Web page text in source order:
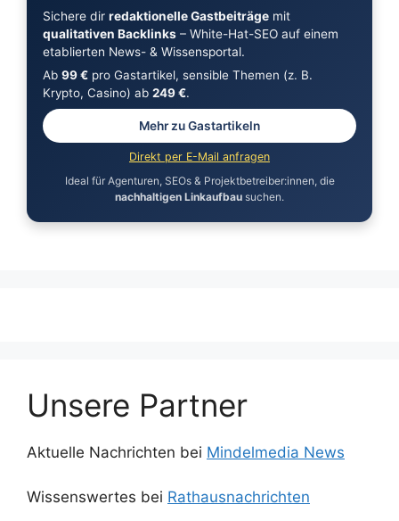
Sichere dir redaktionelle Gastbeiträgemit
qualitativen Backlinks– White-Hat-SEO auf einem
etablierten News- & Wissensportal.
Ab 99 €pro Gastartikel, sensible Themen (z. B.
Krypto, Casino) ab 249 €.
Mehr zu Gastartikeln
Direkt per E-Mail anfragen
Ideal für Agenturen, SEOs & Projektbetreiber:innen, die
nachhaltigen Linkaufbau suchen.
Unsere Partner
Aktuelle Nachrichten bei Mindelmedia News
Wissenswertes bei Rathausnachrichten